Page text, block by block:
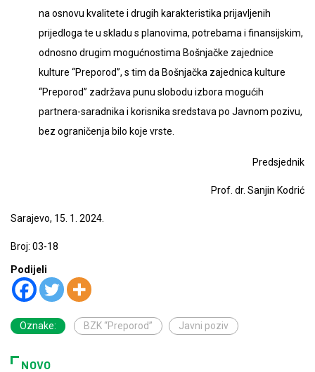
na osnovu kvalitete i drugih karakteristika prijavljenih
prijedloga te u skladu s planovima, potrebama i finansijskim,
odnosno drugim mogućnostima Bošnjačke zajednice
kulture “Preporod”, s tim da Bošnjačka zajednica kulture
“Preporod” zadržava punu slobodu izbora mogućih
partnera-saradnika i korisnika sredstava po Javnom pozivu,
bez ograničenja bilo koje vrste.
Predsjednik
Prof. dr. Sanjin Kodrić
Sarajevo, 15. 1. 2024.
Broj: 03-18
Podijeli
Oznake: BZK “Preporod” Javni poziv
NOVO